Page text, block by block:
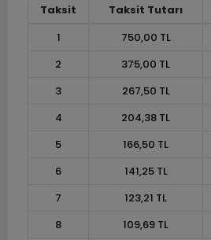
Taksit Taksit Tutarı
1
750,00 TL
2
375,00 TL
3
267,50 TL
4
204,38 TL
5
166,50 TL
6
141,25 TL
7
123,21 TL
8
109,69 TL